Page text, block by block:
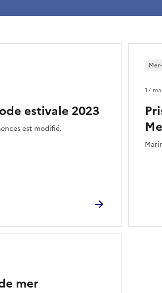
estivale 2023
est modifié.
17
mer